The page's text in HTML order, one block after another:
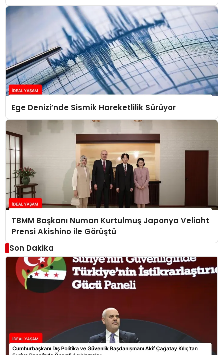
Ege Denizi’nde Sismik Hareketlilik Sürüyor
TBMM Başkanı Numan Kurtulmuş Japonya Veliaht
Prensi Akishino ile Görüştü
Son Dakika